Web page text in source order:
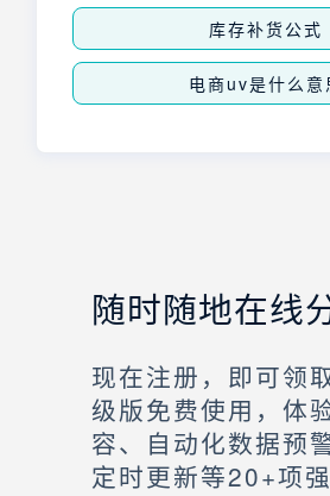
库存补货公式
电商uv是什么意
随时随地在线
现在注册，即可领
级版免费使用，体
容、自动化数据预
定时更新等20+项